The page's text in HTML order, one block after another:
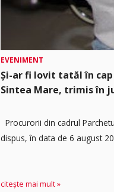
EVENIMENT
Și-ar fi lovit tatăl în
Sintea Mare, trimis în
Procurorii din cadrul
dispus, în data de 6 august
citește mai mult »